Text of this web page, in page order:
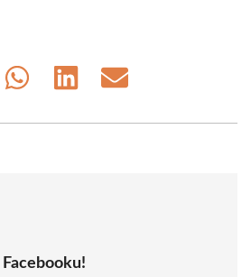
Share
Share
Share
Facebooku!